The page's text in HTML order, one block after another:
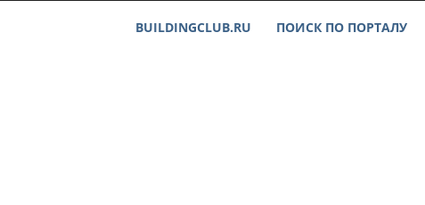
BUILDINGCLUB.RU ПОИСК ПО ПОРТАЛУ